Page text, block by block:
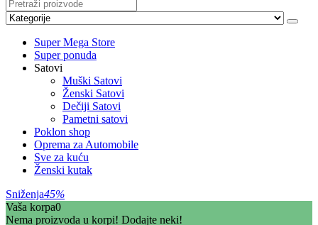
Super Mega Store
Super ponuda
Satovi
Muški Satovi
Ženski Satovi
Dečiji Satovi
Pametni satovi
Poklon shop
Oprema za Automobile
Sve za kuću
Ženski kutak
Sniženja45%
Vaša korpa0
Nema proizvoda u korpi! Dodajte neki!